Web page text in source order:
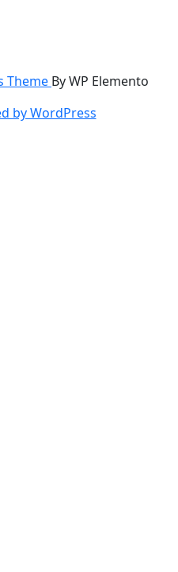
Theme By WP Elemento
by WordPress